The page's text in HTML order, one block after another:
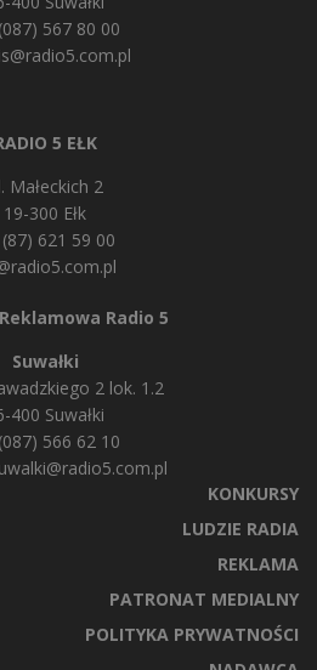
567 80 00
5 EŁK
Małeckich 2
19-300 Ełk
621 59 00
Radio 5
Suwałki
2 lok. 1.2
400 Suwałki
566 62 10
KONKURSY
LUDZIE RADIA
REKLAMA
PATRONAT MEDIALNY
POLITYKA PRYWATNOŚCI